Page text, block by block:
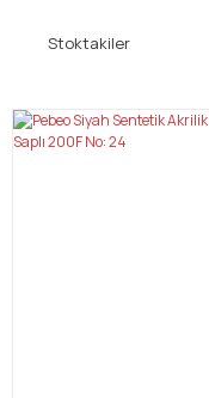
Stoktakiler